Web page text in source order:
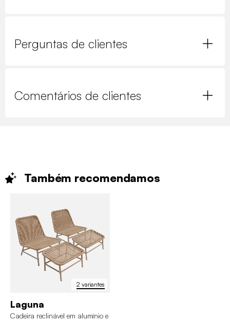
Perguntas de clientes
Comentários de clientes
Também recomendamos
2 variantes
Laguna
Cadeira reclinável em alumínio e